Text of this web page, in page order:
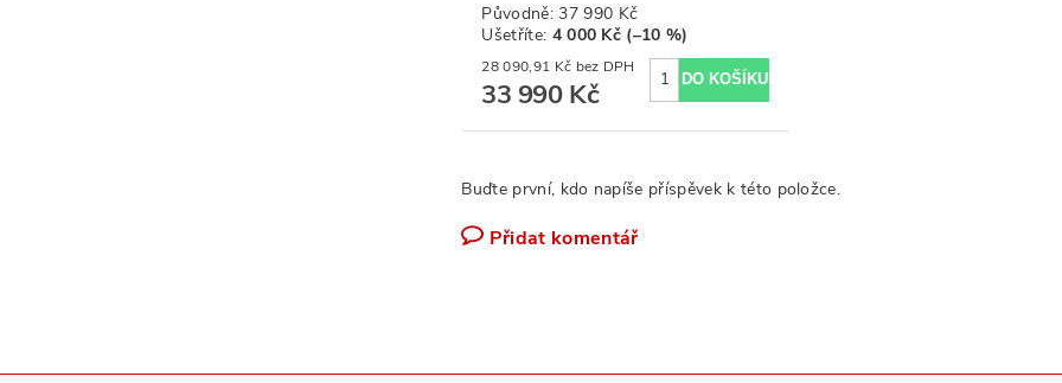
Původně: 37 990 Kč
Ušetříte: 4 000 Kč (–10 %)
28 090,91 Kč bez DPH
33 990 Kč
Buďte první, kdo napíše příspěvek k této položce.
Přidat komentář